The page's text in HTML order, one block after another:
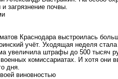
загрязнение почвы.
Краснодара выстроилась
учёт. Уходящая неделя
увеличила штрафы до 500 тысяч
комиссариатах. И хотя они
дня.
виновностью